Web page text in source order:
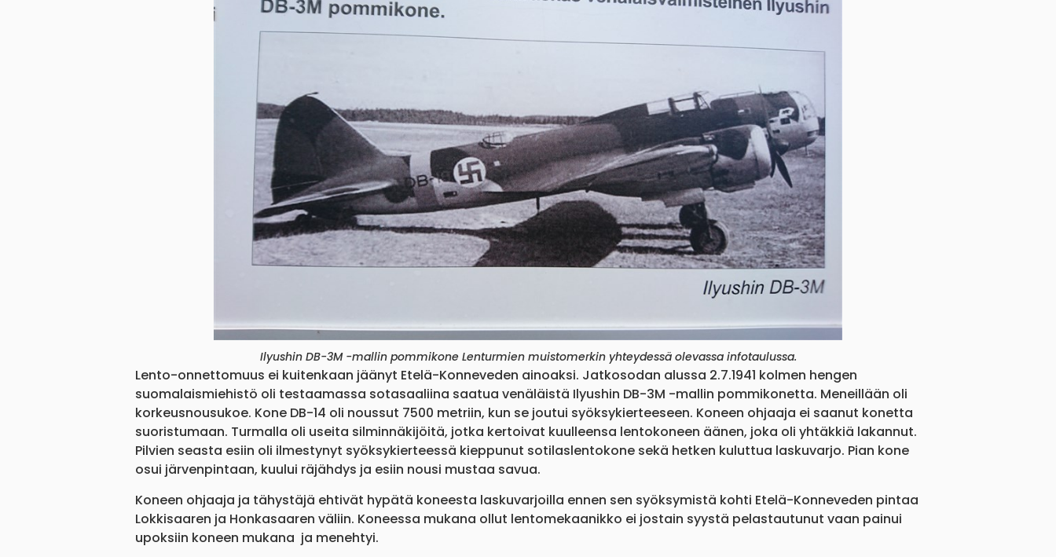
Ilyushin DB-3M -mallin pommikone Lenturmien muistomerkin yhteydessä olevassa infotaulussa.
Lento-onnettomuus ei kuitenkaan jäänyt Etelä-Konneveden ainoaksi. Jatkosodan alussa 2.7.1941 kolmen hengen
suomalaismiehistö oli testaamassa sotasaaliina saatua venäläistä Ilyushin DB-3M -mallin pommikonetta. Meneillään oli
korkeusnousukoe. Kone DB-14 oli noussut 7500 metriin, kun se joutui syöksykierteeseen. Koneen ohjaaja ei saanut konetta
suoristumaan. Turmalla oli useita silminnäkijöitä, jotka kertoivat kuulleensa lentokoneen äänen, joka oli yhtäkkiä lakannut.
Pilvien seasta esiin oli ilmestynyt syöksykierteessä kieppunut sotilaslentokone sekä hetken kuluttua laskuvarjo. Pian kone
osui järvenpintaan, kuului räjähdys ja esiin nousi mustaa savua.
Koneen ohjaaja ja tähystäjä ehtivät hypätä koneesta laskuvarjoilla ennen sen syöksymistä kohti Etelä-Konneveden pintaa
Lokkisaaren ja Honkasaaren väliin. Koneessa mukana ollut lentomekaanikko ei jostain syystä pelastautunut vaan painui
upoksiin koneen mukana ja menehtyi.